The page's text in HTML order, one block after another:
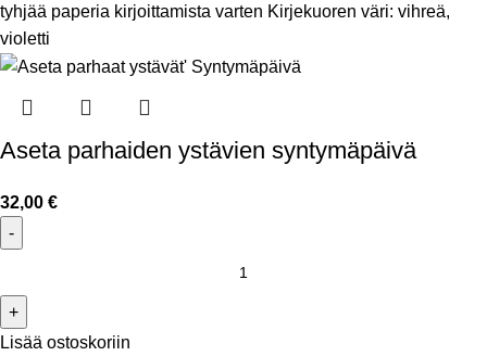
tyhjää paperia kirjoittamista varten Kirjekuoren väri: vihreä,
violetti
Aseta parhaiden ystävien syntymäpäivä
32,00 €
Lisää ostoskoriin